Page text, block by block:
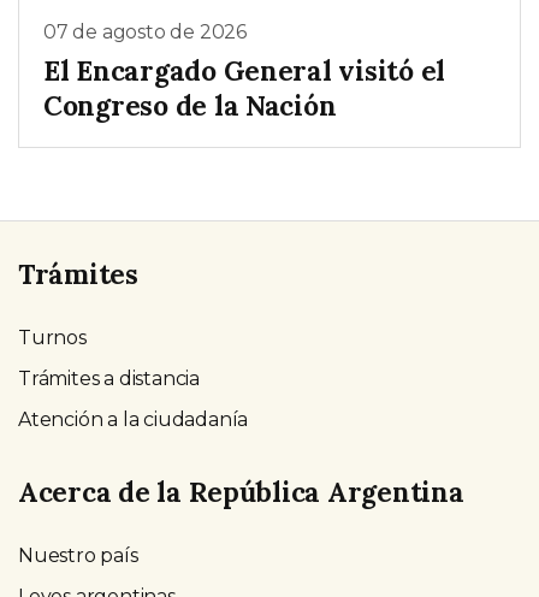
07 de agosto de 2026
El Encargado General visitó el
Congreso de la Nación
Trámites
Turnos
Trámites a distancia
Atención a la ciudadanía
Acerca de la República Argentina
Nuestro país